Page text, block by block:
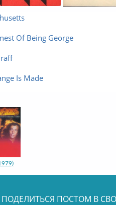
Of Being George
Is Made
ПОДЕЛИТЬСЯ ПОСТОМ В